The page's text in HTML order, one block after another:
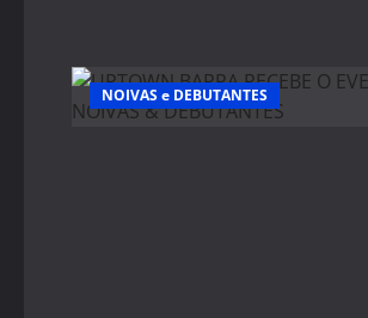
NOIVAS e DEBUTANTES